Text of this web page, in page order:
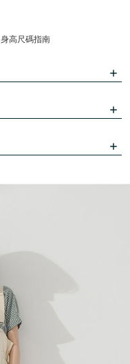
身高尺碼指南